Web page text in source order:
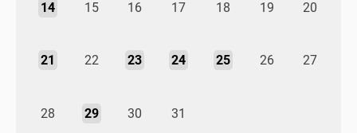
14 15 16 17 18 19 20
21 22 23 24 25 26 27
28 29 30 31